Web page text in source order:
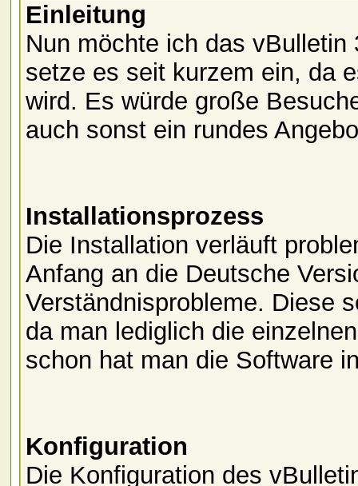
Einleitung
Nun möchte ich das
setze es seit kurzem ein, da
wird. Es würde große
auch sonst ein rundes
Installationsprozess
Die Installation verläuft
Anfang an die Deutsche
Verständnisprobleme. Diese
da man lediglich die
schon hat man die Software
Konfiguration
Die Konfiguration des